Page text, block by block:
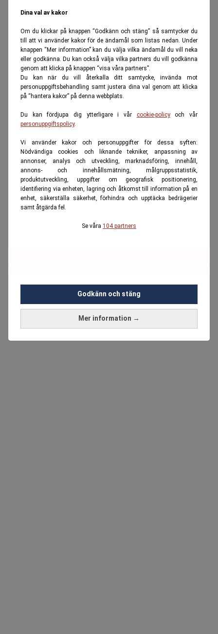
Dina val av kakor
Om du klickar på knappen “Godkänn och stäng” så samtycker du
till att vi använder kakor för de ändamål som listas nedan. Under
knappen “Mer information” kan du välja vilka ändamål du vill neka
eller godkänna. Du kan också välja vilka partners du vill godkänna
genom att klicka på knappen “visa våra partners”.
Du kan när du vill återkalla ditt samtycke, invända mot
personuppgiftsbehandling samt justera dina val genom att klicka
på “hantera kakor” på denna webbplats.
Du kan fördjupa dig ytterligare i vår cookie-policyoch vår
personuppgiftspolicy.
Vi använder kakor och personuppgifter för dessa syften:
Nödvändiga cookies och liknande tekniker, anpassning av
annonser, analys och utveckling, marknadsföring, innehåll,
annons- och innehållsmätning, målgruppsstatistik,
produktutveckling, uppgifter om geografisk positionering,
identifiering via enheten, lagring och åtkomst till information på en
enhet, säkerställa säkerhet, förhindra och upptäcka bedrägerier
samt åtgärda fel.
Se våra 104 partners
Mer information →
Godkänn och stäng